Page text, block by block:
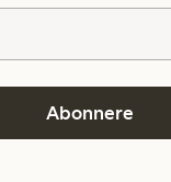
Abonnere